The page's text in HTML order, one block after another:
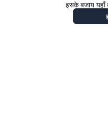
इसके बजाय